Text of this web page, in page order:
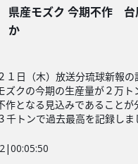
県産モズク 今期不作 台
か
１日（木）放送分琉球新報の
ズクの今期の生産量が２万ト
作となる見込みであることが
千トンで過去最高を記録しま
|00:05:50